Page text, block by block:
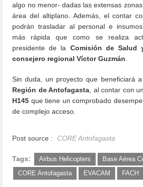
algo no menor- dadas las extensas
área del altiplano. Además, el contar
podrán trasladar al personal e
más rápida que como se realiza
presidente de la Comisión de Salud
consejero regional Víctor Guzmán
Sin duda, un proyecto que beneficiará
Región de Antofagasta , al contar con
H145 que tiene un comprobado
de complejo acceso.
Post source : CORE Antofagasta
Tags: Airbus Helicopters
Base Aérea
CORE Antofagasta
EVACAM FACH